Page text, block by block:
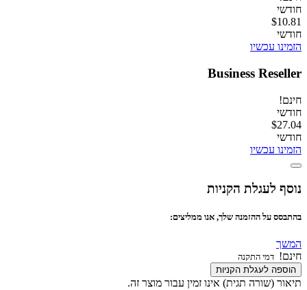
חודשי
$10.81
חודשי
הזמינו עכשיו
Business Reseller
חינם!
חודשי
$27.04
חודשי
הזמינו עכשיו
נוסף לעגלת הקניות
בהתבסס על ההזמנה שלך, אנו ממליצים:
המשך
חינם! דמי התקנה
הוספה לעגלת הקניות
תיאור (שורה תגית) אינו זמין עבור מוצר זה.